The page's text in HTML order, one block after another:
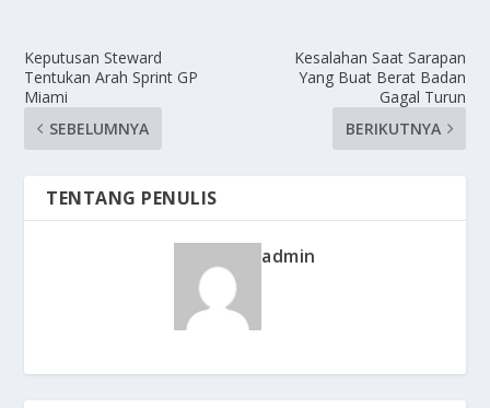
Keputusan Steward
Tentukan Arah Sprint GP
Miami
SEBELUMNYA
Kesalahan Saat Sarapan
Yang Buat Berat Badan
Gagal Turun
BERIKUTNYA
TENTANG PENULIS
admin